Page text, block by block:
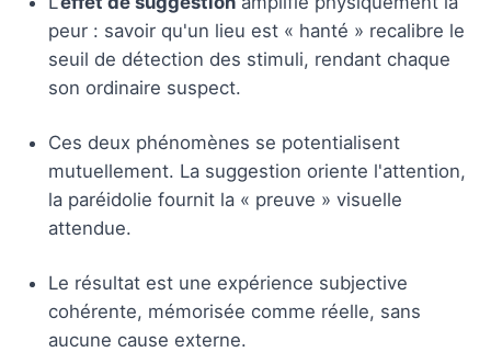
peur : savoir qu'un lieu est « hanté » recalibre le
seuil de détection des stimuli, rendant chaque
son ordinaire suspect.
Ces deux phénomènes se potentialisent
mutuellement. La suggestion oriente l'attention,
la paréidolie fournit la « preuve » visuelle
attendue.
Le résultat est une expérience subjective
cohérente, mémorisée comme réelle, sans
aucune cause externe.